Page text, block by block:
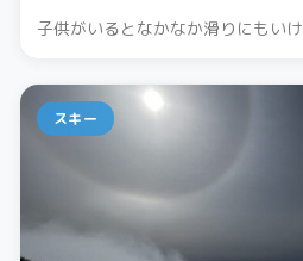
子供がいるとなかなか滑りにもい
スキー